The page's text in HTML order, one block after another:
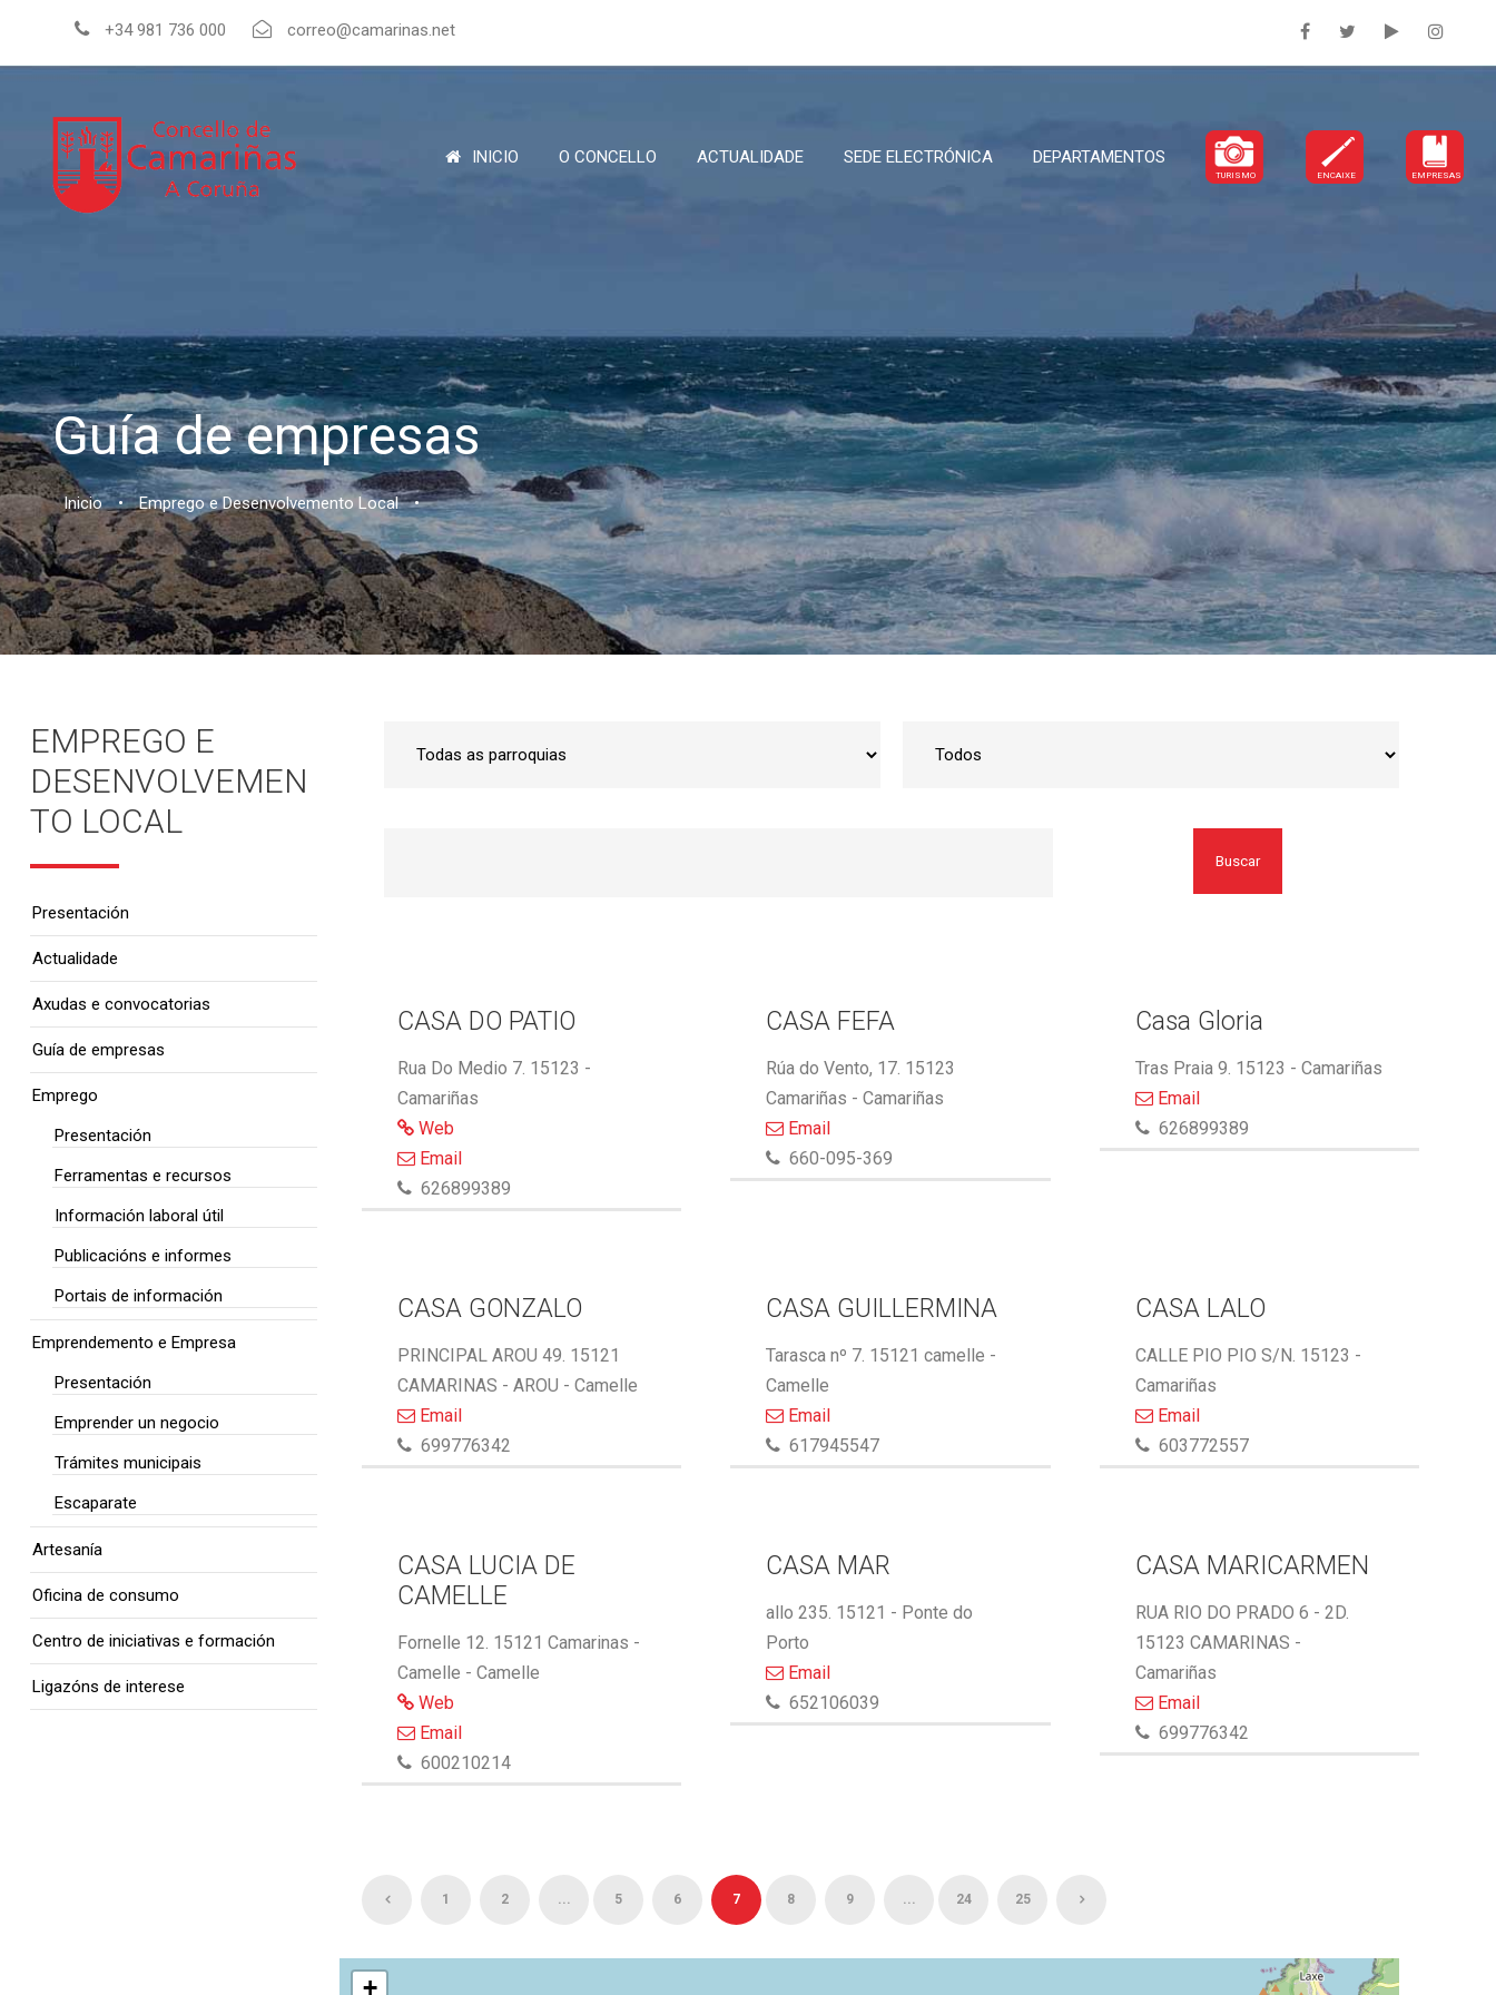
+34 981 736 000 correo@camarinas.net
INICIO O CONCELLO ACTUALIDADE SEDE ELECTRÓNICA DEPARTAMENTOS
TURISMO ENCAIXE EMPRESAS
Guía de empresas
Inicio • Emprego e Desenvolvemento Local •
Buscar
CASA DO PATIO
Rua Do Medio 7. 15123 -
Camariñas
Web
Email
626899389
CASA FEFA
Rúa do Vento, 17. 15123
Camariñas - Camariñas
Email
660-095-369
Casa Gloria
Tras Praia 9. 15123 - Camariñas
Email
626899389
CASA GONZALO
PRINCIPAL AROU 49. 15121
CAMARINAS - AROU - Camelle
Email
699776342
CASA GUILLERMINA
Tarasca nº 7. 15121 camelle -
Camelle
Email
617945547
CASA LALO
CALLE PIO PIO S/N. 15123 -
Camariñas
Email
603772557
CASA LUCIA DE
CAMELLE
Fornelle 12. 15121 Camarinas -
Camelle - Camelle
Web
Email
600210214
CASA MAR
allo 235. 15121 - Ponte do
Porto
Email
652106039
CASA MARICARMEN
RUA RIO DO PRADO 6 - 2D.
15123 CAMARINAS -
Camariñas
Email
699776342
1 2 ... 5 6 7 8 9 ... 24 25
+
EMPREGO E
DESENVOLVEMEN
TO LOCAL
Presentación
Actualidade
Axudas e convocatorias
Guía de empresas
Emprego
Presentación
Ferramentas e recursos
Información laboral útil
Publicacións e informes
Portais de información
Emprendemento e Empresa
Presentación
Emprender un negocio
Trámites municipais
Escaparate
Artesanía
Oficina de consumo
Centro de iniciativas e formación
Ligazóns de interese